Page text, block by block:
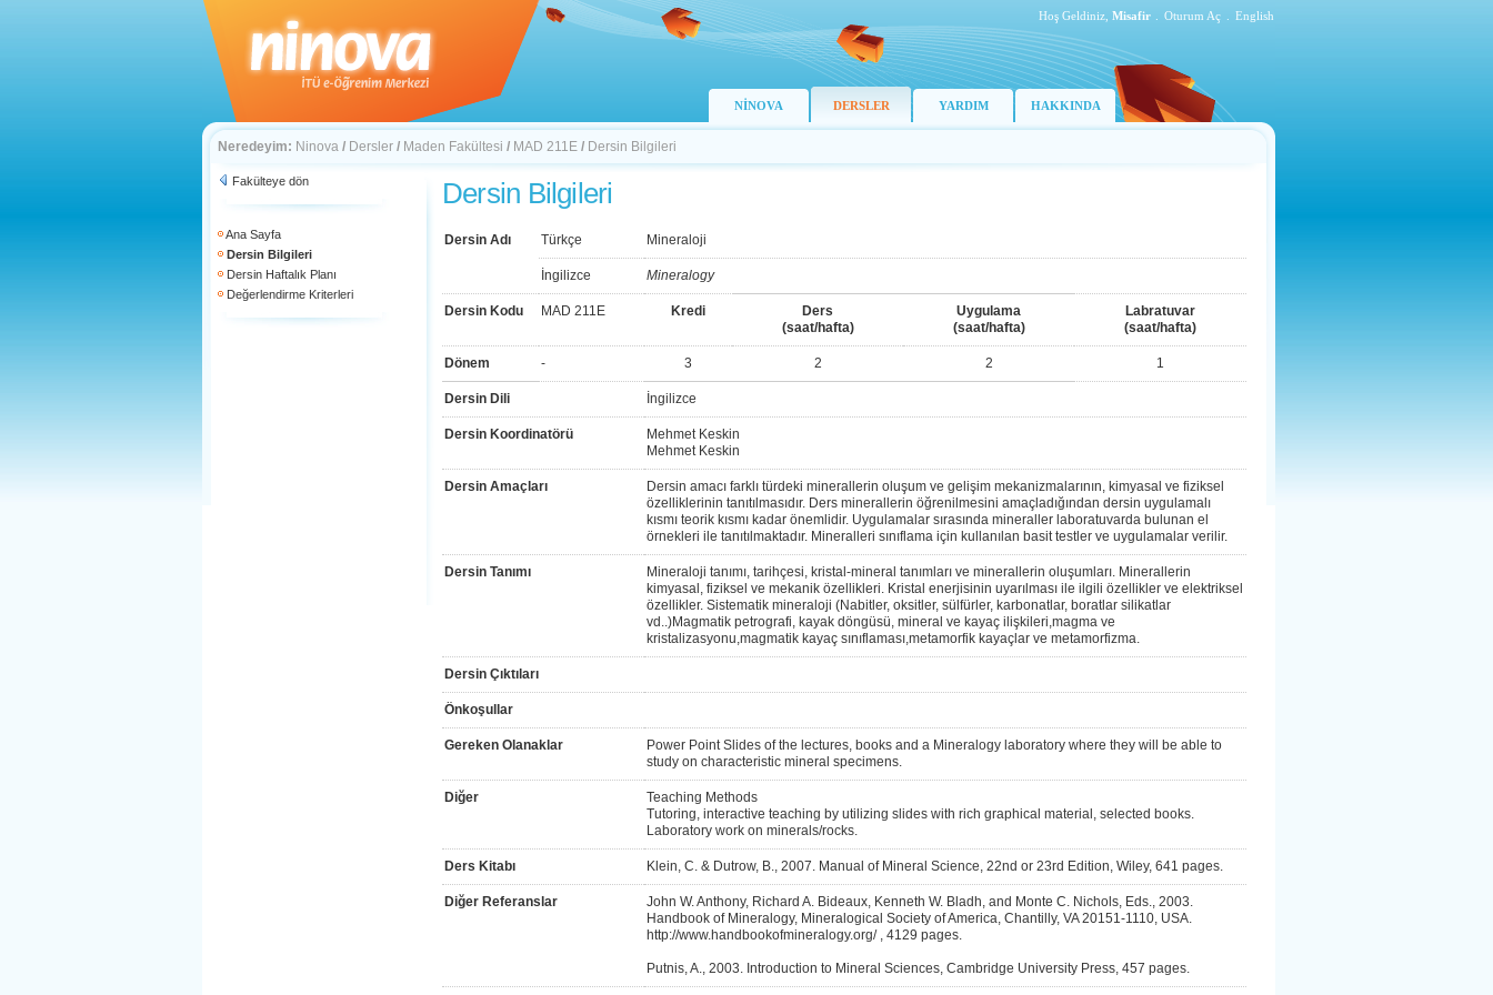
Hoş Geldiniz, Misafir Oturum Aç English
NİNOVA DERSLER YARDIM HAKKINDA
Neredeyim: Ninova / Dersler / Maden Fakültesi / MAD 211E / Dersin Bilgileri
Fakülteye dön
Ana Sayfa
Dersin Bilgileri
Dersin Haftalık Planı
Değerlendirme Kriterleri
Dersin Bilgileri
Dersin Adı Türkçe Mineraloji
İngilizce Mineralogy
Dersin Kodu MAD 211E Kredi
Ders
(saat/hafta)
Uygulama
(saat/hafta)
Labratuvar
(saat/hafta)
Dönem - 3 2 2 1
Dersin Dili İngilizce
Dersin Koordinatörü
Mehmet Keskin
Mehmet Keskin
Dersin Amaçları
Dersin amacı farklı türdeki minerallerin oluşum ve gelişim mekanizmalarının, kimyasal ve fiziksel
özelliklerinin tanıtılmasıdır. Ders minerallerin öğrenilmesini amaçladığından dersin uygulamalı
kısmı teorik kısmı kadar önemlidir. Uygulamalar sırasında mineraller laboratuvarda bulunan el
örnekleri ile tanıtılmaktadır. Mineralleri sınıflama için kullanılan basit testler ve uygulamalar verilir.
Dersin Tanımı
Mineraloji tanımı, tarihçesi, kristal-mineral tanımları ve minerallerin oluşumları. Minerallerin
kimyasal, fiziksel ve mekanik özellikleri. Kristal enerjisinin uyarılması ile ilgili özellikler ve elektriksel
özellikler. Sistematik mineraloji (Nabitler, oksitler, sülfürler, karbonatlar, boratlar silikatlar
vd..)Magmatik petrografi, kayak döngüsü, mineral ve kayaç ilişkileri,magma ve
kristalizasyonu,magmatik kayaç sınıflaması,metamorfik kayaçlar ve metamorfizma.
Dersin Çıktıları
Önkoşullar
Gereken Olanaklar
Power Point Slides of the lectures, books and a Mineralogy laboratory where they will be able to
study on characteristic mineral specimens.
Diğer
Teaching Methods
Tutoring, interactive teaching by utilizing slides with rich graphical material, selected books.
Laboratory work on minerals/rocks.
Ders Kitabı Klein, C. & Dutrow, B., 2007. Manual of Mineral Science, 22nd or 23rd Edition, Wiley, 641 pages.
Diğer Referanslar
John W. Anthony, Richard A. Bideaux, Kenneth W. Bladh, and Monte C. Nichols, Eds., 2003.
Handbook of Mineralogy, Mineralogical Society of America, Chantilly, VA 20151-1110, USA.
http://www.handbookofmineralogy.org/ , 4129 pages.
Putnis, A., 2003. Introduction to Mineral Sciences, Cambridge University Press, 457 pages.